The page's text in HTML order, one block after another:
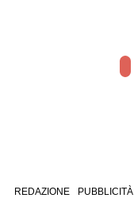
REDAZIONE PUBBLICITÀ